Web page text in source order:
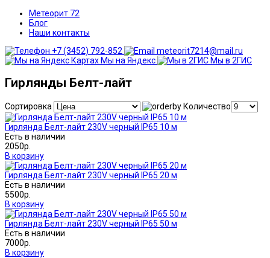
Метеорит 72
Блог
Наши контакты
+7 (3452) 792-852
meteorit7214@mail.ru
Мы на Яндекс
Мы в 2ГИС
Гирлянды Белт-лайт
Сортировка Количество
Гирлянда Белт-лайт 230V черный IP65 10 м
Есть в наличии
2050р.
В корзину
Гирлянда Белт-лайт 230V черный IP65 20 м
Есть в наличии
5500р.
В корзину
Гирлянда Белт-лайт 230V черный IP65 50 м
Есть в наличии
7000р.
В корзину